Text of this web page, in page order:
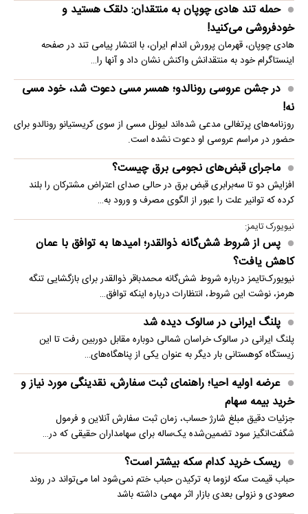
حمله تند هادی چوپان به منتقدان: دلقک هستید و
خودفروشی می‌کنید!
هادی چوپان، قهرمان پرورش اندام ایران، با انتشار پیامی تند در صفحه
اینستاگرام خود به منتقدانش واکنش نشان داد و آنها را…
در جشن عروسی رونالدو؛ همسر مسی دعوت شد، خود مسی
نه!
روزنامه‌های پرتغالی مدعی شده‌اند لیونل مسی از سوی کریستیانو رونالدو برای
حضور در مراسم عروسی او دعوت نشده است.
ماجرای قبض‌های نجومی برق چیست؟
افزایش دو تا سه‌برابری قبض برق در حالی صدای اعتراض مشترکان را بلند
کرده که توانیر علت را عبور از الگوی مصرف و ورود به…
نیویورک تایمز:
پس از شروط شش‌گانه ذوالقدر؛ امیدها به توافق با عمان
کاهش یافت؟
نیویورک‌تایمز درباره شروط شش‌گانه محمدباقر ذوالقدر برای بازگشایی تنگه
هرمز، نوشت این شروط، انتظارات درباره اینکه توافق…
پلنگ ایرانی در سالوک دیده شد
پلنگ ایرانی در سالوک خراسان شمالی دوباره مقابل دوربین رفت تا این
زیستگاه کوهستانی بار دیگر به عنوان یکی از پناهگاه‌های…
عرضه اولیه احیا؛ راهنمای ثبت سفارش، نقدینگی مورد نیاز و
خرید بیمه سهام
جزئیات دقیق مبلغ شارژ حساب، زمان ثبت سفارش آنلاین و فرمول
شگفت‌انگیز سود تضمین‌شده یک‌ساله برای سهامداران حقیقی که در…
ریسک خرید کدام سکه بیشتر است؟
حباب قیمت سکه لزوما به ترکیدن حباب ختم نمی‌شود اما می‌تواند در روند
صعودی و نزولی بعدی بازار اثر مهمی داشته باشد